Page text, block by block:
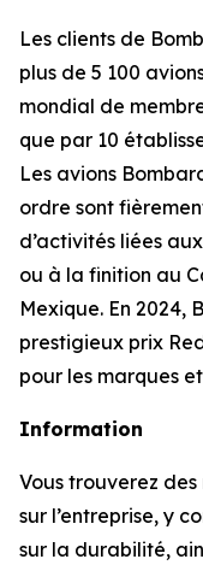
Les clients de
plus de 5 100
mondial de
que par 10
Les avions
ordre sont
d’activités liées
ou à la finition au
Mexique. En 2024,
prestigieux prix
pour les marques
Information
Vous trouverez
sur l’entreprise, y
sur la durabilité,